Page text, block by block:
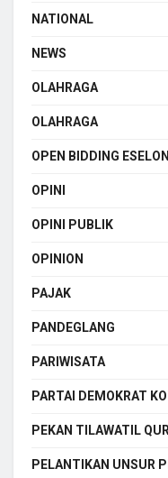
NATIONAL
NEWS
OLAHRAGA
OLAHRAGA
OPEN BIDDING
OPINI
OPINI PUBLIK
OPINION
PAJAK
PANDEGLANG
PARIWISATA
PARTAI DEMOKRAT
PEKAN TILAWATIL
PELANTIKAN UNSUR